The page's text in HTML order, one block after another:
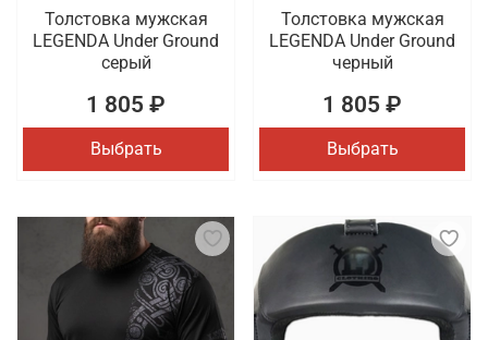
Толстовка мужская
LEGENDA Under Ground
серый
1 805 ₽
Выбрать
Толстовка мужская
LEGENDA Under Ground
черный
1 805 ₽
Выбрать